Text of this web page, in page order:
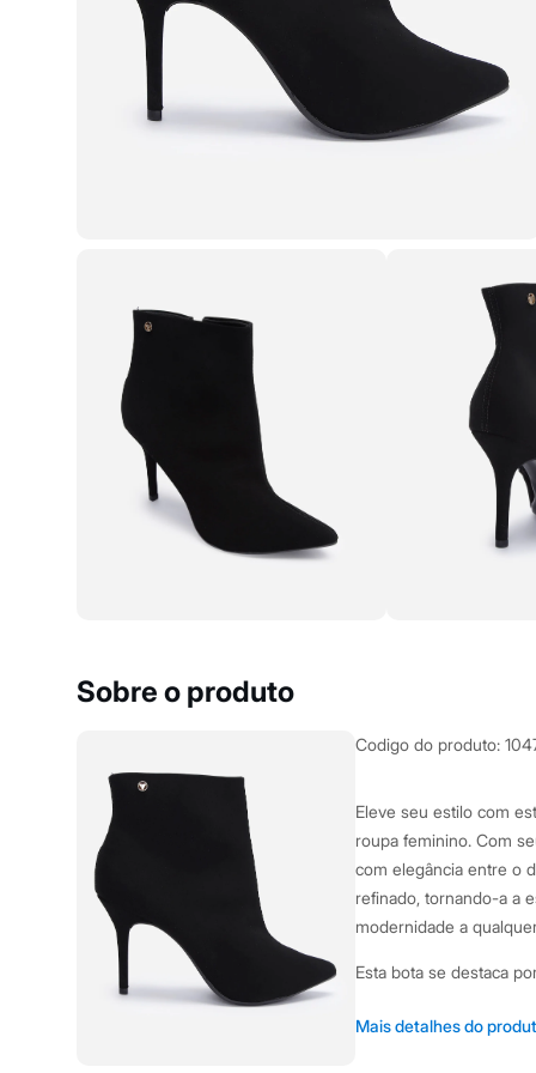
Roupas
Blusas e Camisetas
Básicos
Casacos e Jaquetas
Macacões
Cintos
Óculos
Relógios
Calçados
Botas
Chinelos
Rasteirinhas
Sandálias
Sapatilhas
Acessórios
Blusas
Tops
Moda íntima
Calcinhas
Cintas e Modeladores
Meias
Pijamas
Sutiãs e Tops
Moda praia
Biquínis
Maiôs
Saídas de praia
Sobre o produto
Codigo do produto:
Eleve seu estilo com
roupa feminino. Com
com elegância entre o
refinado, tornando-a a
modernidade a
Esta bota se destaca
Modelagem de
Mais detalhes do